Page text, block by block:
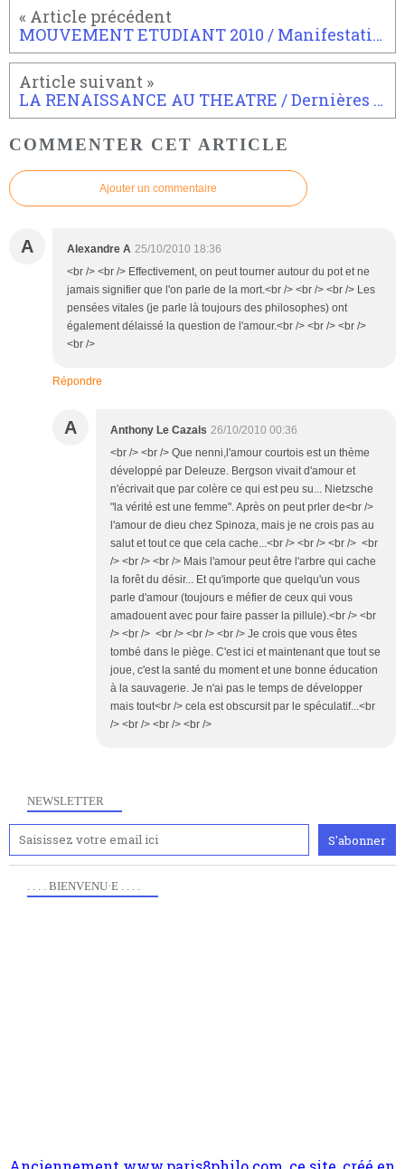
MOUVEMENT ETUDIANT 2010 / Manifestation du 12 octobre à Paris
LA RENAISSANCE AU THEATRE / Dernières dates
COMMENTER CET ARTICLE
Ajouter un commentaire
A Alexandre A 25/10/2010 18:36
<br /> <br /> Effectivement, on peut tourner autour du pot et ne
jamais signifier que l'on parle de la mort.<br /> <br /> <br /> Les
pensées vitales (je parle là toujours des philosophes) ont
également délaissé la question de l'amour.<br /> <br /> <br />
<br />
Répondre
A Anthony Le Cazals 26/10/2010 00:36
<br /> <br /> Que nenni,l'amour courtois est un thème
développé par Deleuze. Bergson vivait d'amour et
n'écrivait que par colère ce qui est peu su... Nietzsche
"la vérité est une femme". Après on peut prler de<br />
l'amour de dieu chez Spinoza, mais je ne crois pas au
salut et tout ce que cela cache...<br /> <br /> <br /> <br
/> <br /> <br /> Mais l'amour peut être l'arbre qui cache
la forêt du désir... Et qu'importe que quelqu'un vous
parle d'amour (toujours e méfier de ceux qui vous
amadouent avec pour faire passer la pillule).<br /> <br
/> <br /> <br /> <br /> <br /> Je crois que vous êtes
tombé dans le piège. C'est ici et maintenant que tout se
joue, c'est la santé du moment et une bonne éducation
à la sauvagerie. Je n'ai pas le temps de développer
mais tout<br /> cela est obscursit par le spéculatif...<br
/> <br /> <br /> <br />
NEWSLETTER
. . . . BIENVENU·E . . . .